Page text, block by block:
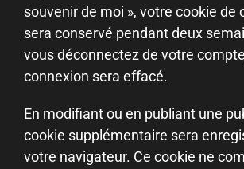
souvenir de moi », votre cookie de
sera conservé pendant deux
vous déconnectez de votre
connexion sera effacé.
En modifiant ou en publiant une
cookie supplémentaire sera
votre navigateur. Ce cookie ne